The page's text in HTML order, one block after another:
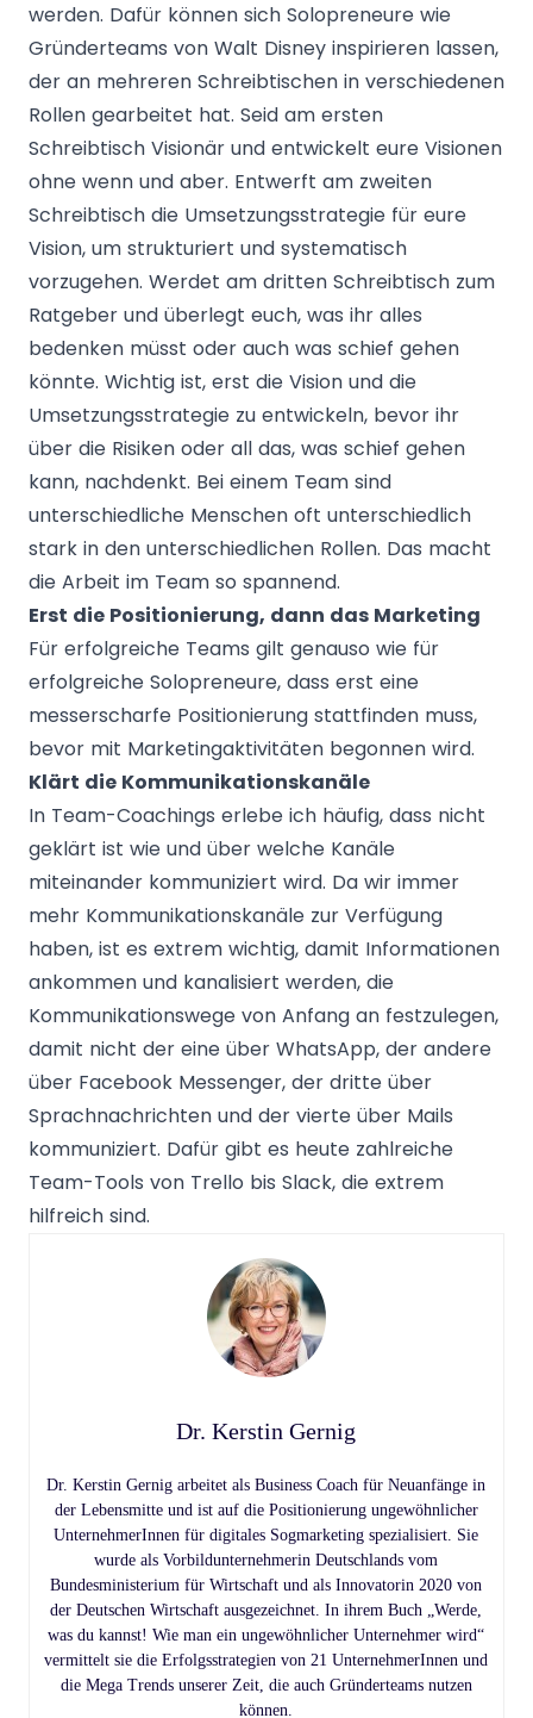
werden. Dafür können sich Solopreneure wie
Gründerteams von Walt Disney inspirieren lassen,
der an mehreren Schreibtischen in verschiedenen
Rollen gearbeitet hat. Seid am ersten
Schreibtisch Visionär und entwickelt eure Visionen
ohne wenn und aber. Entwerft am zweiten
Schreibtisch die Umsetzungsstrategie für eure
Vision, um strukturiert und systematisch
vorzugehen. Werdet am dritten Schreibtisch zum
Ratgeber und überlegt euch, was ihr alles
bedenken müsst oder auch was schief gehen
könnte. Wichtig ist, erst die Vision und die
Umsetzungsstrategie zu entwickeln, bevor ihr
über die Risiken oder all das, was schief gehen
kann, nachdenkt. Bei einem Team sind
unterschiedliche Menschen oft unterschiedlich
stark in den unterschiedlichen Rollen. Das macht
die Arbeit im Team so spannend.
Erst die Positionierung, dann das Marketing
Für erfolgreiche Teams gilt genauso wie für
erfolgreiche Solopreneure, dass erst eine
messerscharfe Positionierung stattfinden muss,
bevor mit Marketingaktivitäten begonnen wird.
Klärt die Kommunikationskanäle
In Team-Coachings erlebe ich häufig, dass nicht
geklärt ist wie und über welche Kanäle
miteinander kommuniziert wird. Da wir immer
mehr Kommunikationskanäle zur Verfügung
haben, ist es extrem wichtig, damit Informationen
ankommen und kanalisiert werden, die
Kommunikationswege von Anfang an festzulegen,
damit nicht der eine über WhatsApp, der andere
über Facebook Messenger, der dritte über
Sprachnachrichten und der vierte über Mails
kommuniziert. Dafür gibt es heute zahlreiche
Team-Tools von Trello bis Slack, die extrem
hilfreich sind.
Dr. Kerstin Gernig
Dr. Kerstin Gernig arbeitet als Business Coach für Neuanfänge in
der Lebensmitte und ist auf die Positionierung ungewöhnlicher
UnternehmerInnen für digitales Sogmarketing spezialisiert. Sie
wurde als Vorbildunternehmerin Deutschlands vom
Bundesministerium für Wirtschaft und als Innovatorin 2020 von
der Deutschen Wirtschaft ausgezeichnet. In ihrem Buch „Werde,
was du kannst! Wie man ein ungewöhnlicher Unternehmer wird“
vermittelt sie die Erfolgsstrategien von 21 UnternehmerInnen und
die Mega Trends unserer Zeit, die auch Gründerteams nutzen
können.